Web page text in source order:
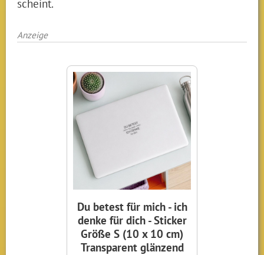
scheint.
Anzeige
Du betest für mich - ich
denke für dich - Sticker
Größe S (10 x 10 cm)
Transparent glänzend